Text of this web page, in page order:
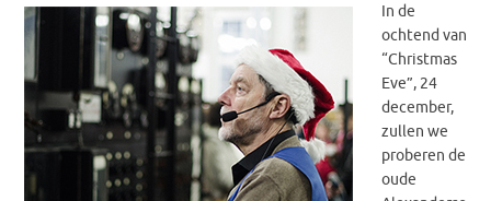
In de
ochtend van
“Christmas
Eve”, 24
december,
zullen we
proberen de
oude